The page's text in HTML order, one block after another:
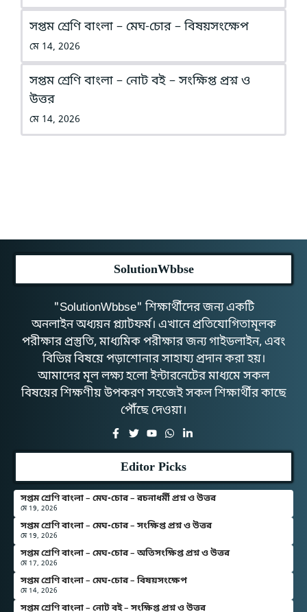
সপ্তম শ্রেণি বাংলা – মেঘ-চোর – বিষয়সংক্ষেপ
মে 14, 2026
সপ্তম শ্রেণি বাংলা – নোট বই – সংক্ষিপ্ত প্রশ্ন ও
উত্তর
মে 14, 2026
SolutionWbbse
"SolutionWbbse" শিক্ষার্থীদের জন্য একটি
অনলাইন অধ্যয়ন প্ল্যাটফর্ম। এখানে প্রতিযোগিতামূলক
পরীক্ষার প্রস্তুতি, মাধ্যমিক পরীক্ষার জন্য গাইডলাইন, এবং
বিভিন্ন বিষয়ে পড়াশোনার সাহায্য প্রদান করা হয়।
আমাদের মূল লক্ষ্য হলো ইন্টারনেটের মাধ্যমে সকল
বিষয়ের শিক্ষণীয় উপকরণ সহজেই সকল শিক্ষার্থীর কাছে
পৌঁছে দেওয়া।
Editor Picks
সপ্তম শ্রেণি বাংলা – মেঘ-চোর – রচনাধর্মী প্রশ্ন ও উত্তর
মে 19, 2026
সপ্তম শ্রেণি বাংলা – মেঘ-চোর – সংক্ষিপ্ত প্রশ্ন ও উত্তর
মে 19, 2026
সপ্তম শ্রেণি বাংলা – মেঘ-চোর – অতিসংক্ষিপ্ত প্রশ্ন ও উত্তর
মে 17, 2026
সপ্তম শ্রেণি বাংলা – মেঘ-চোর – বিষয়সংক্ষেপ
মে 14, 2026
সপ্তম শ্রেণি বাংলা – নোট বই – সংক্ষিপ্ত প্রশ্ন ও উত্তর